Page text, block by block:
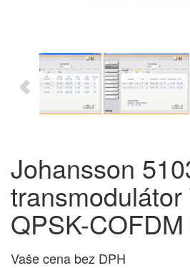
Johansson
transmodulátor
QPSK-
Vaše cena bez DPH